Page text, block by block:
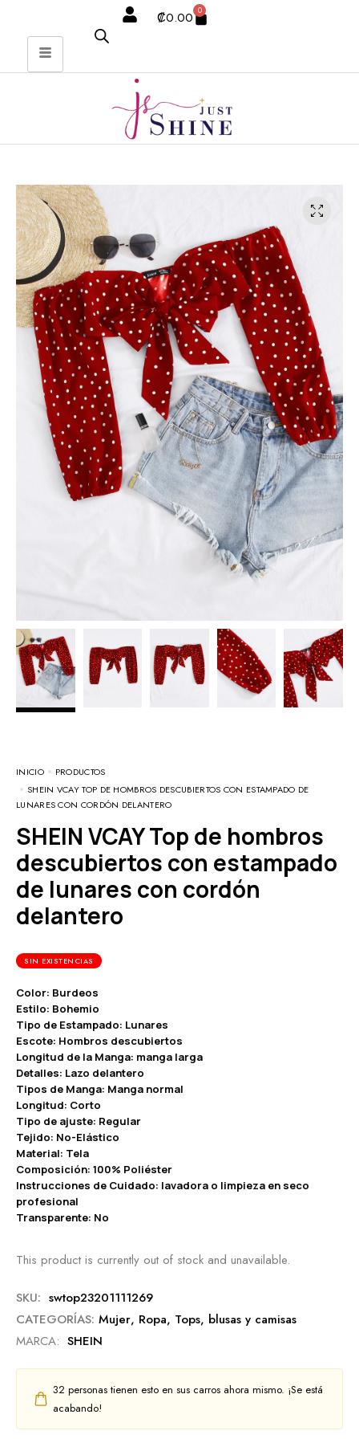
₡0.00 0
INICIO
PRODUCTOS
SHEIN VCAY TOP DE HOMBROS DESCUBIERTOS CON ESTAMPADO DE
LUNARES CON CORDÓN DELANTERO
SHEIN VCAY Top de hombros
descubiertos con estampado
de lunares con cordón
delantero
SIN EXISTENCIAS
Color: Burdeos
Estilo: Bohemio
Tipo de Estampado: Lunares
Escote: Hombros descubiertos
Longitud de la Manga: manga larga
Detalles: Lazo delantero
Tipos de Manga: Manga normal
Longitud: Corto
Tipo de ajuste: Regular
Tejido: No-Elástico
Material: Tela
Composición: 100% Poliéster
Instrucciones de Cuidado: lavadora o limpieza en seco
profesional
Transparente: No
This product is currently out of stock and unavailable.
SKU: swtop23201111269
CATEGORÍAS: Mujer, Ropa, Tops, blusas y camisas
MARCA: SHEIN
32 personas tienen esto en sus carros ahora mismo. ¡Se está
acabando!